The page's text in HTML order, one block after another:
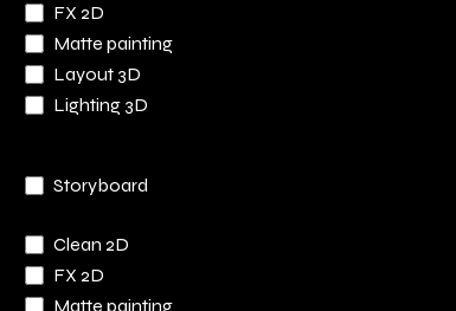
FX 2D
Matte painting
Layout 3D
Lighting 3D
Storyboard
Clean 2D
FX 2D
Matte painting